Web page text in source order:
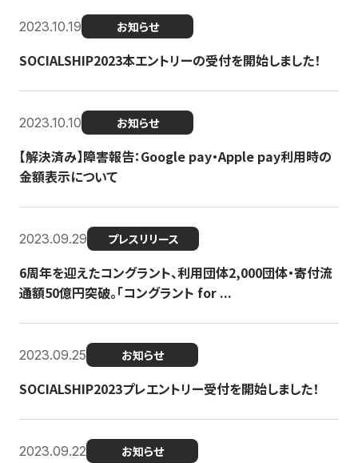
2023.10.19 お知らせ
SOCIALSHIP2023本エントリーの受付を開始しました！
2023.10.10 お知らせ
【解決済み】障害報告：Google pay・Apple pay利用時の
金額表示について
2023.09.29 プレスリリース
6周年を迎えたコングラント、利用団体2,000団体・寄付流
通額50億円突破。「コングラント for ...
2023.09.25 お知らせ
SOCIALSHIP2023プレエントリー受付を開始しました！
2023.09.22 お知らせ